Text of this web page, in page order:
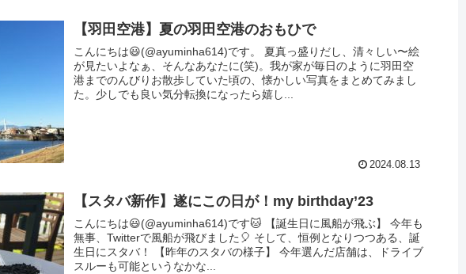
【羽田空港】夏の羽田空港のおもひで
こんにちは😃(@ayuminha614)です。 夏真っ盛りだし、清々しい〜絵
が見たいよなぁ、そんなあなたに(笑)。我が家が毎日のように羽田空
港までのんびりお散歩していた頃の、懐かしい写真をまとめてみまし
た。少しでも良い気分転換になったら嬉し...
2024.08.13
【スタバ新作】遂にこの日が！my birthday’23
こんにちは😃(@ayuminha614)です🐱 【誕生日に風船が飛ぶ】 今年も
無事、Twitterで風船が飛びました🎈 そして、恒例となりつつある、誕
生日にスタバ！ 【昨年のスタバの様子】 今年選んだ店舗は、ドライブ
スルーも可能というなかな...